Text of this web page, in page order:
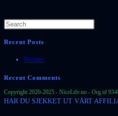
Recent Posts
Notater
Recent Comments
Copyright 2020-2025 - NiceLife.no - Org.id
HAR DU SJEKKET UT VÅRT